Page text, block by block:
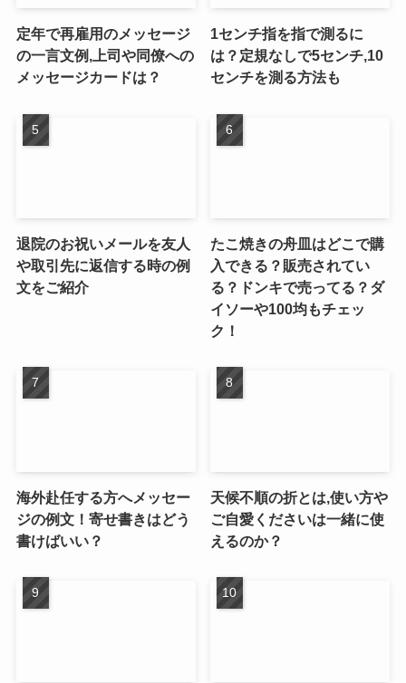
定年で再雇用のメッセージ
の一言文例,上司や同僚への
メッセージカードは？
1センチ指を指で測るに
は？定規なしで5センチ,10
センチを測る方法も
退院のお祝いメールを友人
や取引先に返信する時の例
文をご紹介
たこ焼きの舟皿はどこで購
入できる？販売されてい
る？ドンキで売ってる？ダ
イソーや100均もチェッ
ク！
海外赴任する方へメッセー
ジの例文！寄せ書きはどう
書けばいい？
天候不順の折とは,使い方や
ご自愛くださいは一緒に使
えるのか？